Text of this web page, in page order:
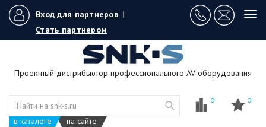
Вход для партнеров |
Стать партнером
Проектный дистрибьютор профессионального AV-оборудования
в каталоге на сайте
0 0